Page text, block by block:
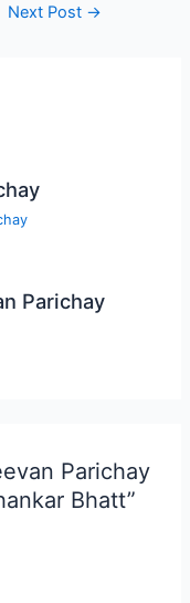
Next Post →
Parichay
Parichay
Bhatt”